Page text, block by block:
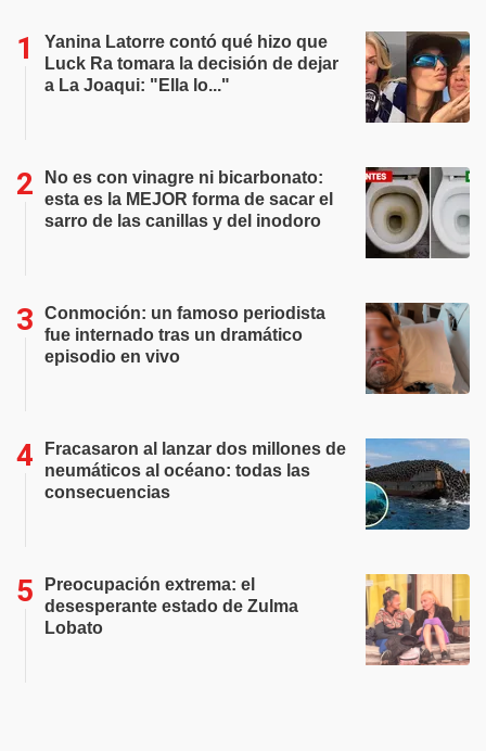
Yanina Latorre contó qué hizo que
Luck Ra tomara la decisión de dejar
a La Joaqui: "Ella lo..."
No es con vinagre ni bicarbonato:
esta es la MEJOR forma de sacar el
sarro de las canillas y del inodoro
Conmoción: un famoso periodista
fue internado tras un dramático
episodio en vivo
Fracasaron al lanzar dos millones de
neumáticos al océano: todas las
consecuencias
Preocupación extrema: el
desesperante estado de Zulma
Lobato